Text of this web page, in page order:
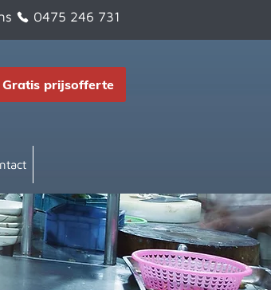
0475 246 731
Gratis prijsofferte